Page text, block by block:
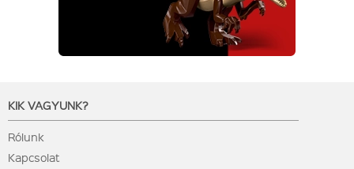
KIK VAGYUNK?
Rólunk
Kapcsolat